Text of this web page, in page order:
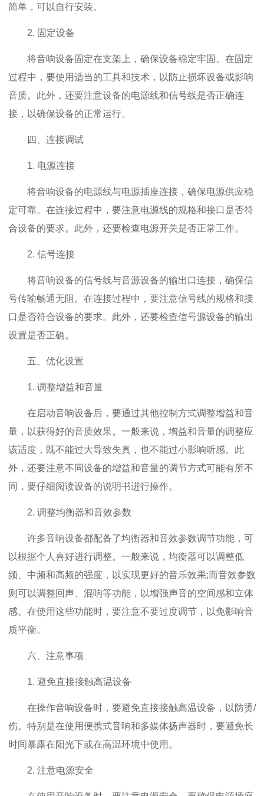
简单，可以自行安装。
2. 固定设备
将音响设备固定在支架上，确保设备稳定牢固。在固定
过程中，要使用适当的工具和技术，以防止损坏设备或影响
音质。此外，还要注意设备的电源线和信号线是否正确连
接，以确保设备的正常运行。
四、连接调试
1. 电源连接
将音响设备的电源线与电源插座连接，确保电源供应稳
定可靠。在连接过程中，要注意电源线的规格和接口是否符
合设备的要求。此外，还要检查电源开关是否正常工作。
2. 信号连接
将音响设备的信号线与音源设备的输出口连接，确保信
号传输畅通无阻。在连接过程中，要注意信号线的规格和接
口是否符合设备的要求。此外，还要检查信号源设备的输出
设置是否正确。
五、优化设置
1. 调整增益和音量
在启动音响设备后，要通过其他控制方式调整增益和音
量，以获得好的音质效果。一般来说，增益和音量的调整应
该适度，既不能过大导致失真，也不能过小影响听感。此
外，还要注意不同设备的增益和音量的调节方式可能有所不
同，要仔细阅读设备的说明书进行操作。
2. 调整均衡器和音效参数
许多音响设备都配备了均衡器和音效参数调节功能，可
以根据个人喜好进行调整。一般来说，均衡器可以调整低
频、中频和高频的强度，以实现更好的音乐效果;而音效参数
则可以调整回声、混响等功能，以增强声音的空间感和立体
感。在使用这些功能时，要注意不要过度调节，以免影响音
质平衡。
六、注意事项
1. 避免直接接触高温设备
在操作音响设备时，要避免直接接触高温设备，以防烫/
伤。特别是在使用便携式音响和多媒体扬声器时，要避免长
时间暴露在阳光下或在高温环境中使用。
2. 注意电源安全